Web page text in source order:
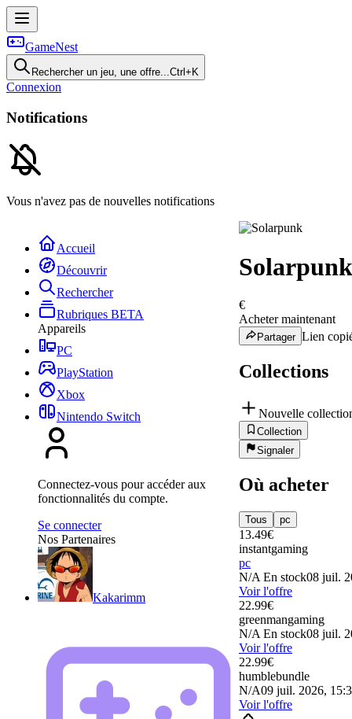
GameNest
Rechercher un jeu, une offre...Ctrl+K
Connexion
Notifications
Vous n'avez pas de nouvelles notifications
Accueil
Découvrir
Rechercher
Rubriques BETA
Appareils
PC
PlayStation
Xbox
Nintendo Switch
Connectez-vous pour accéder aux
fonctionnalités du compte.
Se connecter
Nos Partenaires
Kakarimm
Solarpunk
€
Acheter maintenant
Partager Lien
Collections
Nouvelle
Collection
Signaler
Où acheter
Tous pc
13.49€
instantgaming
pc
N/A En stock08 juil.
Voir l'offre
22.99€
greenmangaming
N/A En stock08 juil.
Voir l'offre
22.99€
humblebundle
N/A09 juil. 2026,
Voir l'offre